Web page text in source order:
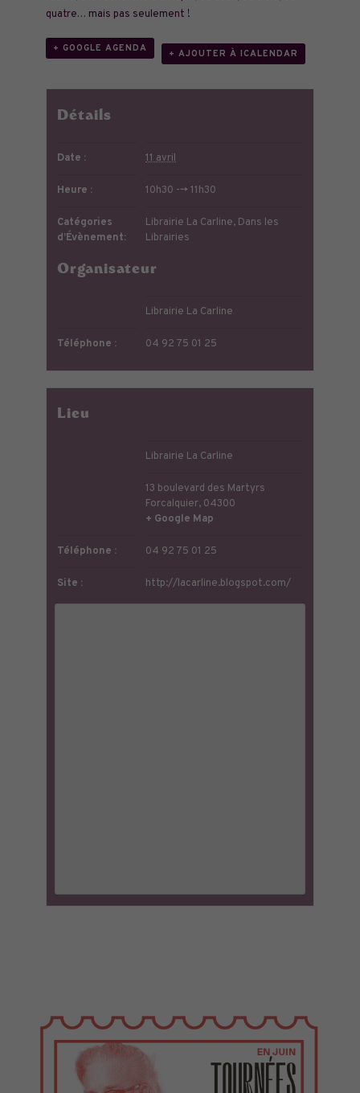
quatre… mais pas seulement !
+ GOOGLE AGENDA
+ AJOUTER À ICALENDAR
Détails
Date : 11 avril
Heure : 10h30 --> 11h30
Catégories
d’Évènement:
Librairie La Carline, Dans les
Librairies
Organisateur
Librairie La Carline
Téléphone : 04 92 75 01 25
Lieu
Librairie La Carline
13 boulevard des Martyrs
Forcalquier, 04300
+ Google Map
Téléphone : 04 92 75 01 25
Site : http://lacarline.blogspot.com/